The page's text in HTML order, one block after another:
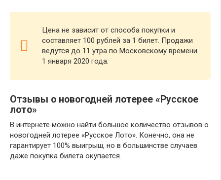
Цена не зависит от способа покупки и
составляет 100 рублей за 1 билет. Продажи
ведутся до 11 утра по Московскому времени
1 января 2020 года.
Отзывы о новогодней лотерее «Русское
лото»
В интернете можно найти большое количество отзывов о
новогодней лотерее «Русское Лото». Конечно, она не
гарантирует 100% выигрыш, но в большинстве случаев
даже покупка билета окупается.